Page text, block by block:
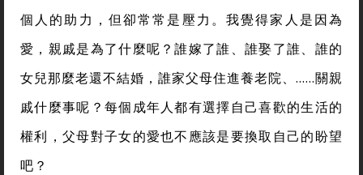
個人的助力，但卻常常是壓力。我覺得家人是因為
愛，親戚是為了什麼呢？誰嫁了誰、誰娶了誰、誰的
女兒那麼老還不結婚，誰家父母住進養老院、……關親
戚什麼事呢？每個成年人都有選擇自己喜歡的生活的
權利，父母對子女的愛也不應該是要換取自己的盼望
吧？